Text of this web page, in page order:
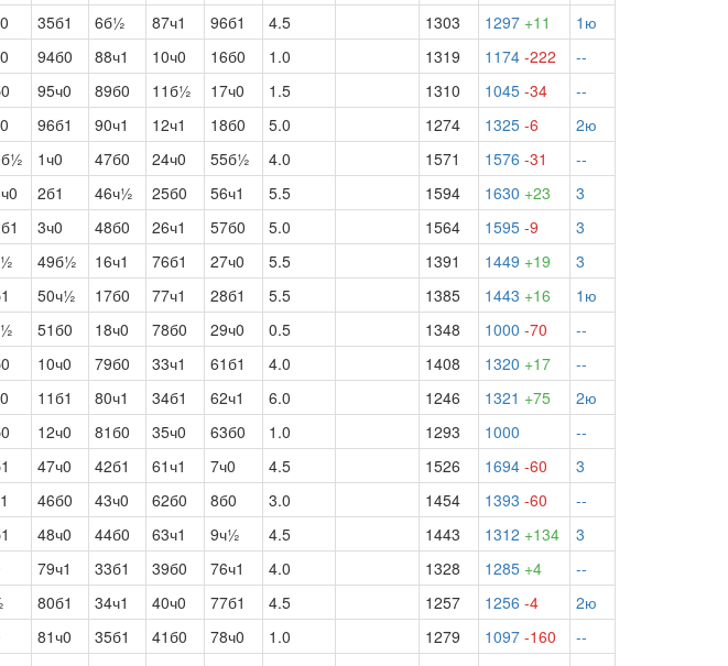
35б1 6б½ 87ч1 96б1 4.5 1303 1297 +11
1ю
94б0 88ч1 10ч0 16б0 1.0 1319 1174 -222
--
95ч0 89б0 11б½ 17ч0 1.5 1310 1045 -34
--
96б1 90ч1 12ч1 18б0 5.0 1274 1325 -6
2ю
1ч0 47б0 24ч0 55б½ 4.0 1571 1576 -31
--
2б1 46ч½ 25б0 56ч1 5.5 1594 1630 +23
3
3ч0 48б0 26ч1 57б0 5.0 1564 1595 -9
3
49б½ 16ч1 76б1 27ч0 5.5 1391 1449 +19
3
50ч½ 17б0 77ч1 28б1 5.5 1385 1443 +16
1ю
51б0 18ч0 78б0 29ч0 0.5 1348 1000 -70
--
10ч0 79б0 33ч1 61б1 4.0 1408 1320 +17
--
11б1 80ч1 34б1 62ч1 6.0 1246 1321 +75
2ю
12ч0 81б0 35ч0 63б0 1.0 1293 1000
--
47ч0 42б1 61ч1 7ч0 4.5 1526 1694 -60
3
46б0 43ч0 62б0 8б0 3.0 1454 1393 -60
--
48ч0 44б0 63ч1 9ч½ 4.5 1443 1312 +134
3
79ч1 33б1 39б0 76ч1 4.0 1328 1285 +4
--
80б1 34ч1 40ч0 77б1 4.5 1257 1256 -4
2ю
81ч0 35б1 41б0 78ч0 1.0 1279 1097 -160
--